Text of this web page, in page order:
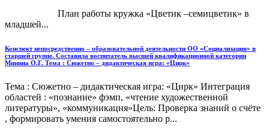
План работы кружка «Цветик –семицветик» в
младшей...
Конспект непосредственно – образовательной деятельности ОО «Социализация» в
старшей группе. Составила воспитатель высшей квалификационной категории
Минина О.Г. Тема : Сюжетно – дидактическая игра: «Цирк»
Тема : Сюжетно – дидактическая игра: «Цирк» Интеграция
областей : «познание» фэмп, «чтение художественной
литературы», «коммуникация»Цель: Проверка знаний о счёте
, формировать умения самостоятельно р...